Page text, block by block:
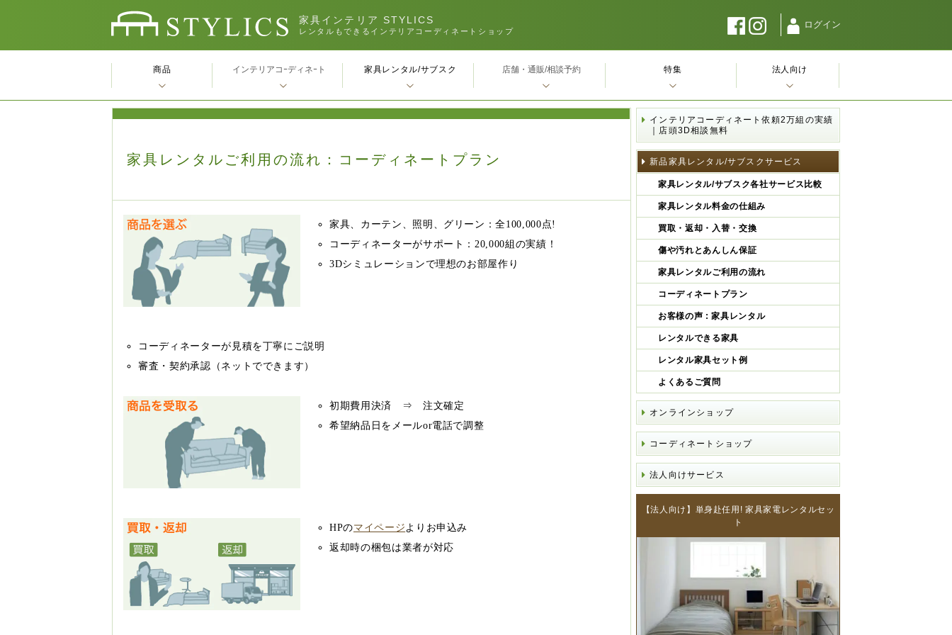
家具インテリア STYLICS
レンタルもできるインテリアコーディネートショップ
ログイン
家具レンタルご利用の流れ：コーディネートプラン
家具、カーテン、照明、グリーン：全100,000点!
コーディネーターがサポート：20,000組の実績！
3Dシミュレーションで理想のお部屋作り
コーディネーターが見積を丁寧にご説明
審査・契約承認（ネットでできます）
初期費用決済 ⇒ 注文確定
希望納品日をメールor電話で調整
HPのマイページよりお申込み
返却時の梱包は業者が対応
インテリアコーディネート依頼2万組の実績
｜店頭3D相談無料
新品家具レンタル/サブスクサービス
家具レンタル/サブスク各社サービス比較
家具レンタル料金の仕組み
買取・返却・入替・交換
傷や汚れとあんしん保証
家具レンタルご利用の流れ
コーディネートプラン
お客様の声 : 家具レンタル
レンタルできる家具
レンタル家具セット例
よくあるご質問
オンラインショップ
コーディネートショップ
法人向けサービス
【法人向け】単身赴任用! 家具家電レンタルセッ
ト
商品 インテリアコｰディネｰト 家具レンタル/サブスク 店舗・通販/相談予約 特集 法人向け